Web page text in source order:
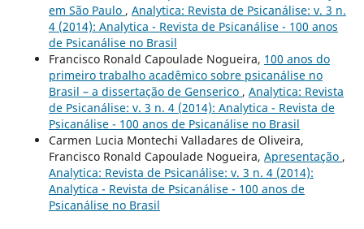
em São Paulo , Analytica: Revista de Psicanálise: v. 3 n.
4 (2014): Analytica - Revista de Psicanálise - 100 anos
de Psicanálise no Brasil
Francisco Ronald Capoulade Nogueira, 100 anos do
primeiro trabalho acadêmico sobre psicanálise no
Brasil – a dissertação de Genserico , Analytica: Revista
de Psicanálise: v. 3 n. 4 (2014): Analytica - Revista de
Psicanálise - 100 anos de Psicanálise no Brasil
Carmen Lucia Montechi Valladares de Oliveira,
Francisco Ronald Capoulade Nogueira, Apresentação ,
Analytica: Revista de Psicanálise: v. 3 n. 4 (2014):
Analytica - Revista de Psicanálise - 100 anos de
Psicanálise no Brasil